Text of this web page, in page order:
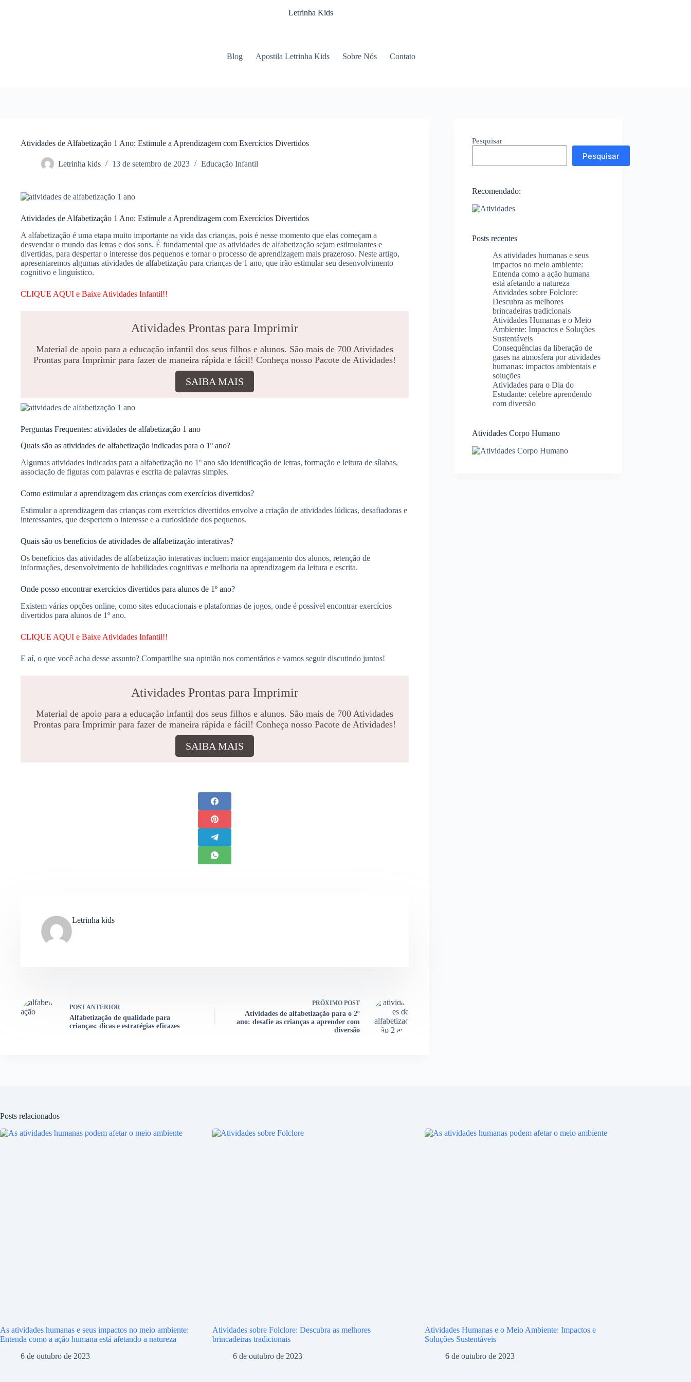
Letrinha Kids
Blog Apostila Letrinha Kids Sobre Nós Contato
Atividades de Alfabetização 1 Ano: Estimule a Aprendizagem com Exercícios Divertidos
Letrinha kids 13 de setembro de 2023 Educação Infantil
Atividades de Alfabetização 1 Ano: Estimule a Aprendizagem com Exercícios Divertidos
A alfabetização é uma etapa muito importante na vida das crianças, pois é nesse momento que elas começam a
desvendar o mundo das letras e dos sons. É fundamental que as atividades de alfabetização sejam estimulantes e
divertidas, para despertar o interesse dos pequenos e tornar o processo de aprendizagem mais prazeroso. Neste artigo,
apresentaremos algumas atividades de alfabetização para crianças de 1 ano, que irão estimular seu desenvolvimento
cognitivo e linguístico.
CLIQUE AQUI e Baixe Atividades Infantil!!
Atividades Prontas para Imprimir
Material de apoio para a educação infantil dos seus filhos e alunos. São mais de 700 Atividades
Prontas para Imprimir para fazer de maneira rápida e fácil! Conheça nosso Pacote de Atividades!
SAIBA MAIS
Perguntas Frequentes: atividades de alfabetização 1 ano
Quais são as atividades de alfabetização indicadas para o 1º ano?
Algumas atividades indicadas para a alfabetização no 1º ano são identificação de letras, formação e leitura de sílabas,
associação de figuras com palavras e escrita de palavras simples.
Como estimular a aprendizagem das crianças com exercícios divertidos?
Estimular a aprendizagem das crianças com exercícios divertidos envolve a criação de atividades lúdicas, desafiadoras e
interessantes, que despertem o interesse e a curiosidade dos pequenos.
Quais são os benefícios de atividades de alfabetização interativas?
Os benefícios das atividades de alfabetização interativas incluem maior engajamento dos alunos, retenção de
informações, desenvolvimento de habilidades cognitivas e melhoria na aprendizagem da leitura e escrita.
Onde posso encontrar exercícios divertidos para alunos de 1º ano?
Existem várias opções online, como sites educacionais e plataformas de jogos, onde é possível encontrar exercícios
divertidos para alunos de 1º ano.
CLIQUE AQUI e Baixe Atividades Infantil!!
E aí, o que você acha desse assunto? Compartilhe sua opinião nos comentários e vamos seguir discutindo juntos!
Atividades Prontas para Imprimir
Material de apoio para a educação infantil dos seus filhos e alunos. São mais de 700 Atividades
Prontas para Imprimir para fazer de maneira rápida e fácil! Conheça nosso Pacote de Atividades!
SAIBA MAIS
Letrinha kids
POSTANTERIOR
Alfabetização de qualidade para
crianças: dicas e estratégias eficazes
PRÓXIMO POST
Atividades de alfabetização para o 2º
ano: desafie as crianças a aprender com
diversão
Pesquisar
Pesquisar
Recomendado:
Posts recentes
As atividades humanas e seus
impactos no meio ambiente:
Entenda como a ação humana
está afetando a natureza
Atividades sobre Folclore:
Descubra as melhores
brincadeiras tradicionais
Atividades Humanas e o Meio
Ambiente: Impactos e Soluções
Sustentáveis
Consequências da liberação de
gases na atmosfera por atividades
humanas: impactos ambientais e
soluções
Atividades para o Dia do
Estudante: celebre aprendendo
com diversão
Atividades Corpo Humano
Posts relacionados
As atividades humanas e seus impactos no meio ambiente:
Entenda como a ação humana está afetando a natureza
6 de outubro de 2023
Atividades sobre Folclore: Descubra as melhores
brincadeiras tradicionais
6 de outubro de 2023
Atividades Humanas e o Meio Ambiente: Impactos e
Soluções Sustentáveis
6 de outubro de 2023